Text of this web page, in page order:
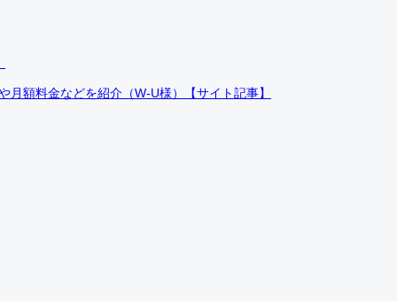
額料金などを紹介（W-U様）【サイト記事】